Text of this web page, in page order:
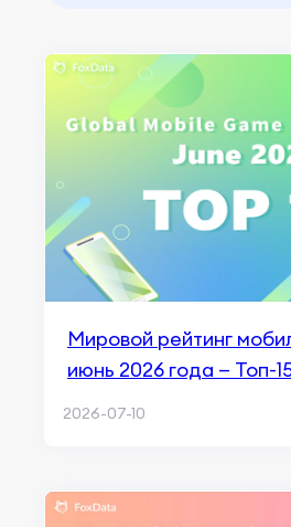
Мировой рейтинг
июнь 2026 года — Топ-
2026-07-10